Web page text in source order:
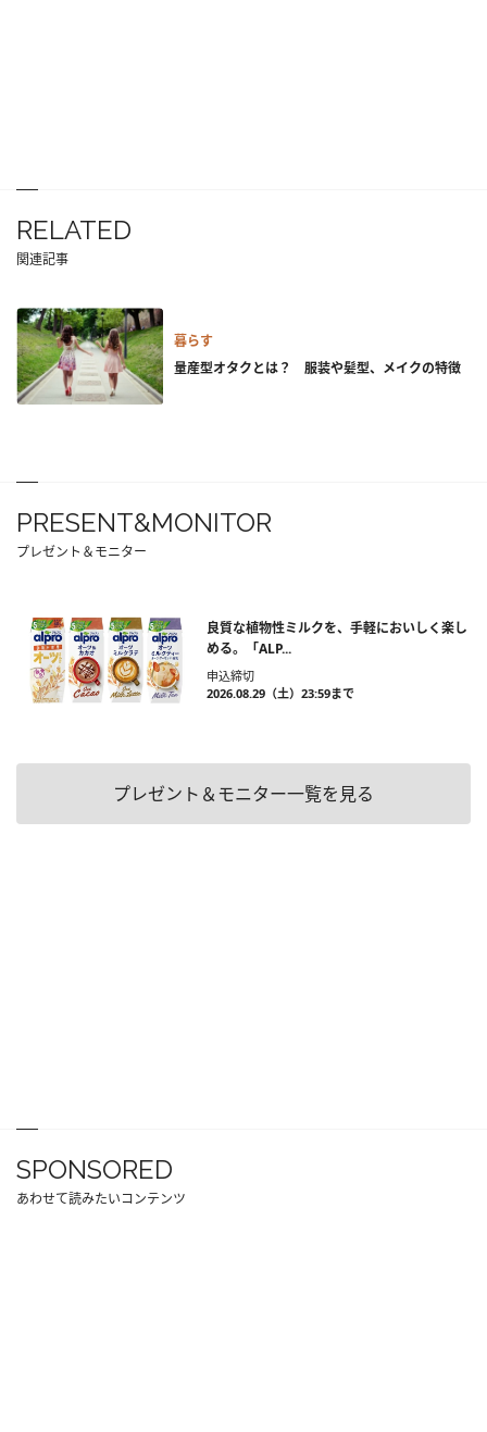
RELATED
関連記事
暮らす
量産型オタクとは？ 服装や髪型、メイクの特徴
PRESENT&MONITOR
プレゼント＆モニター
良質な植物性ミルクを、手軽においしく楽し
める。「ALP...
申込締切
2026.08.29（土）23:59まで
プレゼント＆モニター一覧を見る
SPONSORED
あわせて読みたいコンテンツ